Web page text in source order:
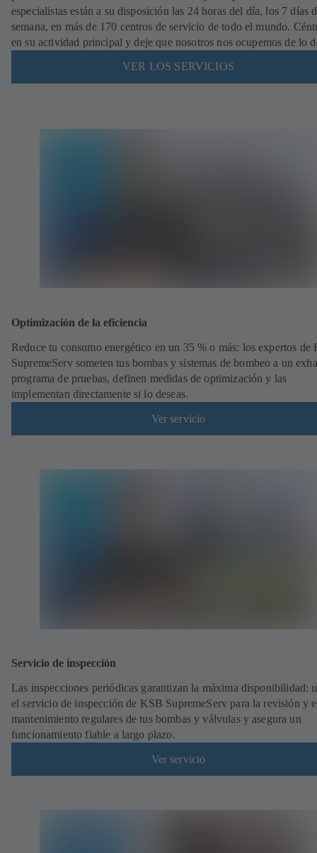
especialistas están a su disposición las 24 horas del día, los 7 días
semana, en más de 170 centros de servicio de todo el mundo.
en su actividad principal y deje que nosotros nos ocupemos de lo
VER LOS SERVICIOS
Optimización de la eficiencia
Reduce tu consumo energético en un 35 % o más: los expertos de
SupremeServ someten tus bombas y sistemas de bombeo a un
programa de pruebas, definen medidas de optimización y las
implementan directamente si lo deseas.
Ver servicio
Servicio de inspección
Las inspecciones periódicas garantizan la máxima disponibilidad:
el servicio de inspección de KSB SupremeServ para la revisión y
mantenimiento regulares de tus bombas y válvulas y asegura un
funcionamiento fiable a largo plazo.
Ver servicio